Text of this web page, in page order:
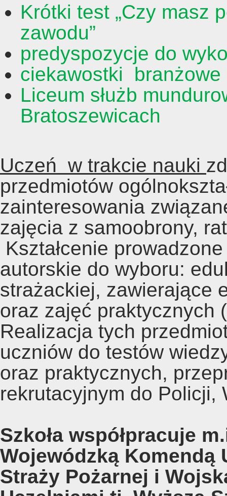
Krótki test „Czy masz
zawodu”
predyspozycje do
ciekawostki branżowe
Liceum służb
Bratoszewicach
Uczeń w trakcie nauki
przedmiotów
zainteresowania
zajęcia z samoobrony,
Kształcenie
autorskie do wyboru:
strażackiej, zawierające
oraz zajęć praktycznych
Realizacja tych
uczniów do testów
oraz praktycznych,
rekrutacyjnym do Policji,
Szkoła współpracuje
Wojewódzką Komendą
Straży Pożarnej i